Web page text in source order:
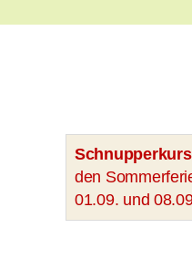
den
01.09. und